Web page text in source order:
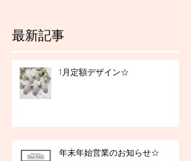
最新記事
1月定額デザイン☆
年末年始営業のお知らせ☆